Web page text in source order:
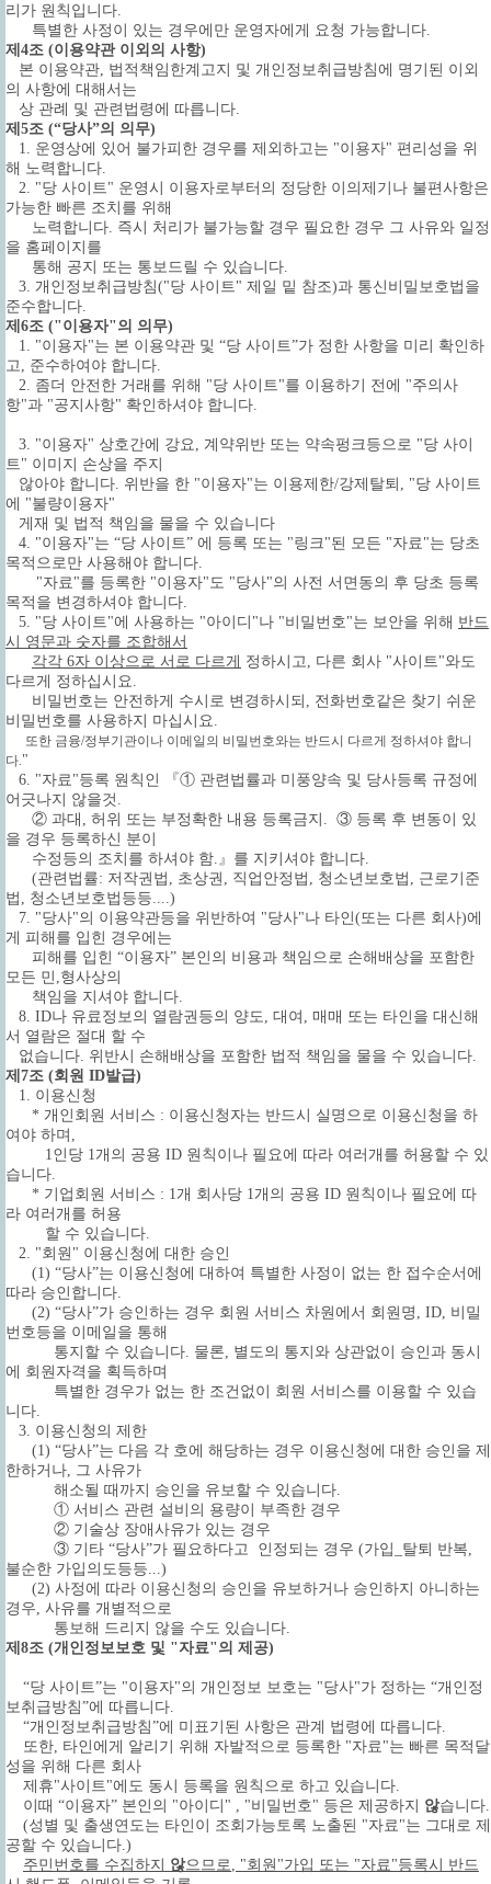
리가 원칙입니다.
특별한 사정이 있는 경우에만 운영자에게 요청 가능합니다.
제4조 (이용약관 이외의 사항)
본 이용약관, 법적책임한계고지 및 개인정보취급방침에 명기된 이외
의 사항에 대해서는
상 관례 및 관련법령에 따릅니다.
제5조 (“당사”의 의무)
1. 운영상에 있어 불가피한 경우를 제외하고는 "이용자" 편리성을 위
해 노력합니다.
2. "당 사이트" 운영시 이용자로부터의 정당한 이의제기나 불편사항은
가능한 빠른 조치를 위해
노력합니다. 즉시 처리가 불가능할 경우 필요한 경우 그 사유와 일정
을 홈페이지를
통해 공지 또는 통보드릴 수 있습니다.
3. 개인정보취급방침("당 사이트" 제일 밑 참조)과 통신비밀보호법을
준수합니다.
제6조 ("이용자"의 의무)
1. "이용자"는 본 이용약관 및 “당 사이트”가 정한 사항을 미리 확인하
고, 준수하여야 합니다.
2. 좀더 안전한 거래를 위해 "당 사이트"를 이용하기 전에 "주의사
항"과 "공지사항" 확인하셔야 합니다.
3. "이용자" 상호간에 강요, 계약위반 또는 약속펑크등으로 "당 사이
트" 이미지 손상을 주지
않아야 합니다. 위반을 한 "이용자"는 이용제한/강제탈퇴, "당 사이트
에 "불량이용자"
게재 및 법적 책임을 물을 수 있습니다
4. "이용자"는 “당 사이트” 에 등록 또는 "링크"된 모든 "자료"는 당초
목적으로만 사용해야 합니다.
"자료"를 등록한 "이용자"도 "당사"의 사전 서면동의 후 당초 등록
목적을 변경하셔야 합니다.
5. "당 사이트"에 사용하는 "아이디"나 "비밀번호"는 보안을 위해 반드
시 영문과 숫자를 조합해서
각각 6자 이상으로 서로 다르게
정하시고, 다른 회사 "사이트"와도
다르게 정하십시요.
비밀번호는 안전하게 수시로 변경하시되, 전화번호같은 찾기 쉬운
비밀번호를 사용하지 마십시요.
또한 금융/정부기관이나 이메일의 비밀번호와는 반드시 다르게 정하셔야 합니
다."
6. "자료"등록 원칙인 『① 관련법률과 미풍양속 및 당사등록 규정에
어긋나지 않을것.
② 과대, 허위 또는 부정확한 내용 등록금지. ③ 등록 후 변동이 있
을 경우 등록하신 분이
수정등의 조치를 하셔야 함.』를 지키셔야 합니다.
(관련법률: 저작권법, 초상권, 직업안정법, 청소년보호법, 근로기준
법, 청소년보호법등등....)
7. "당사"의 이용약관등을 위반하여 "당사"나 타인(또는 다른 회사)에
게 피해를 입힌 경우에는
피해를 입힌 “이용자” 본인의 비용과 책임으로 손해배상을 포함한
모든 민,형사상의
책임을 지셔야 합니다.
8. ID나 유료정보의 열람권등의 양도, 대여, 매매 또는 타인을 대신해
서 열람은 절대 할 수
없습니다. 위반시 손해배상을 포함한 법적 책임을 물을 수 있습니다.
제7조 (회원 ID발급)
1. 이용신청
* 개인회원 서비스 : 이용신청자는 반드시 실명으로 이용신청을 하
여야 하며,
1인당 1개의 공용 ID 원칙이나 필요에 따라 여러개를 허용할 수 있
습니다.
* 기업회원 서비스 : 1개 회사당 1개의 공용 ID 원칙이나 필요에 따
라 여러개를 허용
할 수 있습니다.
2. "회원" 이용신청에 대한 승인
(1) “당사”는 이용신청에 대하여 특별한 사정이 없는 한 접수순서에
따라 승인합니다.
(2) “당사”가 승인하는 경우 회원 서비스 차원에서 회원명, ID, 비밀
번호등을 이메일을 통해
통지할 수 있습니다. 물론, 별도의 통지와 상관없이 승인과 동시
에 회원자격을 획득하며
특별한 경우가 없는 한 조건없이 회원 서비스를 이용할 수 있습
니다.
3. 이용신청의 제한
(1) “당사”는 다음 각 호에 해당하는 경우 이용신청에 대한 승인을 제
한하거나, 그 사유가
해소될 때까지 승인을 유보할 수 있습니다.
① 서비스 관련 설비의 용량이 부족한 경우
② 기술상 장애사유가 있는 경우
③ 기타 “당사”가 필요하다고 인정되는 경우 (가입_탈퇴 반복,
불순한 가입의도등등...)
(2) 사정에 따라 이용신청의 승인을 유보하거나 승인하지 아니하는
경우, 사유를 개별적으로
통보해 드리지 않을 수도 있습니다.
제8조 (개인정보보호 및 "자료"의 제공)
“당 사이트”는 "이용자"의 개인정보 보호는 "당사"가 정하는 “개인정
보취급방침”에 따릅니다.
“개인정보취급방침”에 미표기된 사항은 관계 법령에 따릅니다.
또한, 타인에게 알리기 위해 자발적으로 등록한 "자료"는 빠른 목적달
성을 위해 다른 회사
제휴"사이트"에도 동시 등록을 원칙으로 하고 있습니다.
이때 “이용자” 본인의 "아이디" , "비밀번호" 등은 제공하지 않습니다.
(성별 및 출생연도는 타인이 조회가능토록 노출된 "자료"는 그대로 제
공할 수 있습니다.)
주민번호를 수집하지 않으므로, "회원"가입 또는 "자료"등록시 반드